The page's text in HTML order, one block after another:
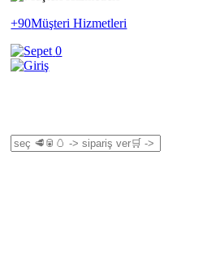
+90Müşteri Hizmetleri
0